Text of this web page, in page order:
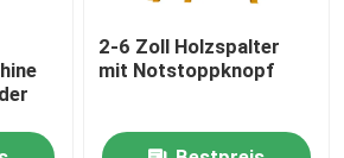
2-6 Zoll Holzspalter
mit Notstoppknopf